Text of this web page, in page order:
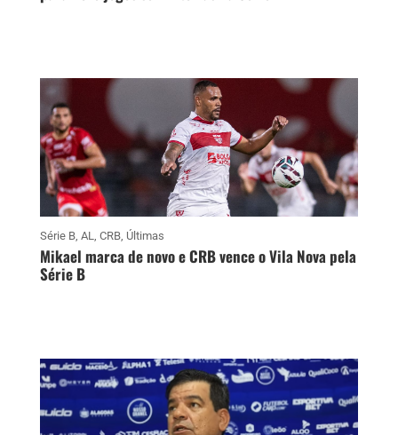
Série B, AL, CRB, Últimas
Mikael marca de novo e CRB vence o Vila Nova pela
Série B